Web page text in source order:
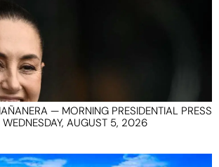
— MORNING PRESIDENTIAL PRESS
AUGUST 5, 2026